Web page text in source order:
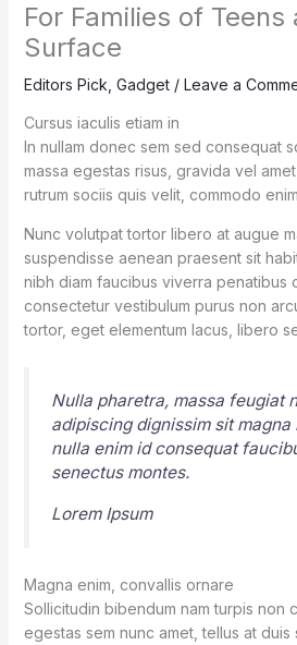
For Families of
Surface
Editors Pick Gadget/ Leave a
Cursus iaculis etiam in
In nullam donec sem sed consequat
massa egestas risus, gravida vel
rutrum sociis quis velit, commodo
Nunc volutpat tortor libero at augue
suspendisse aenean praesent sit
nibh diam faucibus viverra penatibus
consectetur vestibulum purus non
tortor, eget elementum lacus, libero
Nulla pharetra, massa feugiat
adipiscing dignissim sit magna
nulla enim id consequat
senectus montes.
Lorem Ipsum
Magna enim, convallis ornare
Sollicitudin bibendum nam turpis non
egestas sem nunc amet, tellus at